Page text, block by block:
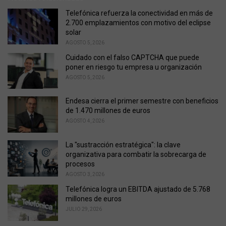
r
i
e
s
:
Telefónica refuerza la conectividad en más de
2.700 emplazamientos con motivo del eclipse
solar
AGOSTO 5, 2026
Cuidado con el falso CAPTCHA que puede
poner en riesgo tu empresa u organización
AGOSTO 5, 2026
Endesa cierra el primer semestre con beneficios
de 1.470 millones de euros
AGOSTO 4, 2026
La "sustracción estratégica": la clave
organizativa para combatir la sobrecarga de
procesos
AGOSTO 3, 2026
Telefónica logra un EBITDA ajustado de 5.768
millones de euros
JULIO 29, 2026